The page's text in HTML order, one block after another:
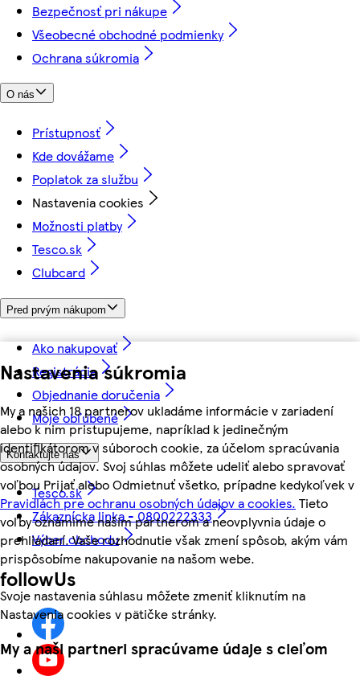
Nastavenia súkromia
My a našich 18 partnerov ukladáme informácie v zariadení
alebo k nim pristupujeme, napríklad k jedinečným
identifikátorom v súboroch cookie, za účelom spracúvania
osobných údajov. Svoj súhlas môžete udeliť alebo spravovať
voľbou Prijať alebo Odmietnuť všetko, prípadne kedykoľvek v
Pravidlách pre ochranu osobných údajov a cookies. Tieto
voľby oznámime našim partnerom a neovplyvnia údaje o
prehliadaní. Vaše rozhodnutie však zmení spôsob, akým vám
prispôsobíme nakupovanie na našom webe.
Svoje nastavenia súhlasu môžete zmeniť kliknutím na
Nastavenia cookies v pätičke stránky.
My a naši partneri spracúvame údaje s cieľom
Bezpečnosť pri nákupe
Všeobecné obchodné podmienky
Ochrana súkromia
O nás
Prístupnosť
Kde dovážame
Poplatok za službu
Nastavenia cookies
Možnosti platby
Tesco.sk
Clubcard
Pred prvým nákupom
Ako nakupovať
Registrácia
Objednanie doručenia
Moje obľúbené
Kontaktujte nás
Tesco.sk
Zákaznícka linka - 0800222333
Výber obchodu
followUs